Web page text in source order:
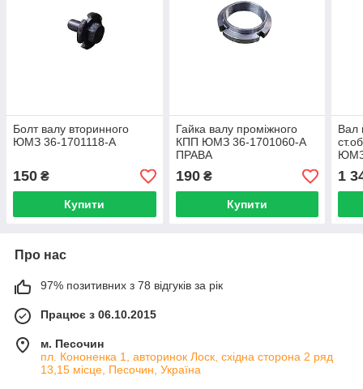
Болт валу вторинного
ЮМЗ 36-1701118-А
150 ₴
Купити
Гайка валу проміжного
КПП ЮМЗ 36-1701060-А
ПРАВА
190₴
Купити
Вал
1
Про нас
97% позитивних з 78 відгуків за рік
Працює з 06.10.2015
м. Песочин
пл. Кононенка 1, авторинок Лоск, східна сторона 2 ряд
13,15 місце, Песочин, Україна